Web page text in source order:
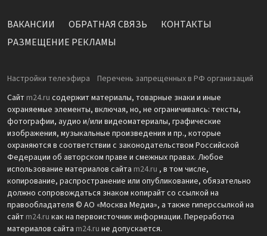
ВАКАНСИИ ОБРАТНАЯ СВЯЗЬ
КОНТАКТЫ
РАЗМЕЩЕНИЕ РЕКЛАМЫ
Настройки телеэфира
Перечень запрещенных в РФ организаций
Сайт m24.ru содержит материалы, товарные знаки и иные
охраняемые элементы, включая, но, не ограничиваясь: тексты,
фотографии, аудио и/или видеоматериалы, графические
изображения, музыкальные произведения и пр., которые
охраняются в соответствии с законодательством Российской
Федерации об авторском праве и смежных правах. Любое
использование материалов сайта m24.ru , в том числе,
копирование, распространение или опубликование, обязательно
должно сопровождаться знаком копирайт со ссылкой на
правообладателя © АО «Москва Медиа», а также гиперссылкой на
сайт m24.ru как на первоисточник информации. Переработка
материалов сайта m24.ru не допускается.